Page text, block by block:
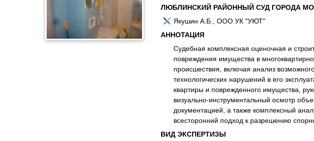
ЛЮБЛИНСКИЙ РАЙОННЫЙ СУД ГОРОДА
Якушин А.Б., ООО УК "УЮТ"
АННОТАЦИЯ
Судебная комплексная оценочная и
повреждения имущества в
происшествия, включая анализ
технологических нарушений в его
квартиры и поврежденного имущества,
визуально-инструментальный осмотр
документацией, а также комплексный
всесторонний подход к разрешению
ВИД ЭКСПЕРТИЗЫ